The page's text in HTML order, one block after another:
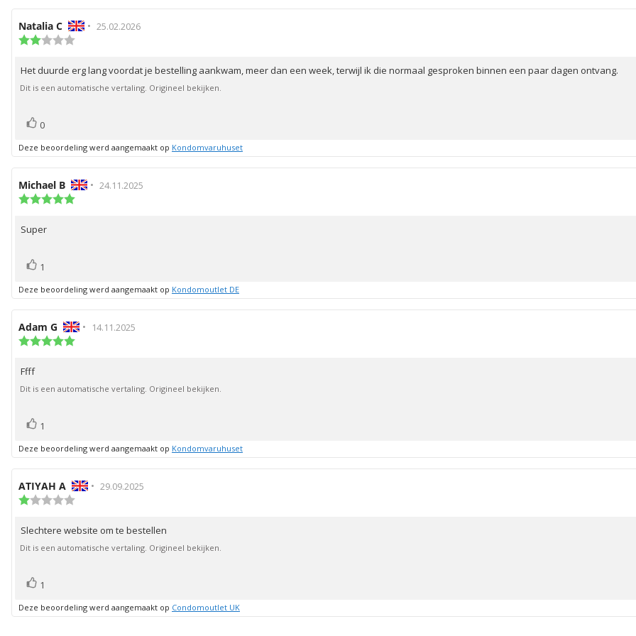
Auteur
van
beoordeling:
Natalia C • Beoordelingsdatum:
25.02.2026
5
sterren
Beoordelingstekst:
Het duurde erg lang voordat je bestelling aankwam, meer dan een week, terwijl ik die normaal gesproken binnen een paar dagen ontvang.
Dit is een automatische vertaling. Origineel bekijken.
Stem
omhoog
0
Deze beoordeling werd aangemaakt op Kondomvaruhuset
Auteur
van
beoordeling:
Michael B • Beoordelingsdatum:
24.11.2025
Beoordelingstekst:
Super
Stem
omhoog
1
Deze beoordeling werd aangemaakt op Kondomoutlet DE
Auteur
van
beoordeling:
Adam G • Beoordelingsdatum:
14.11.2025
sterren
Beoordelingstekst:
Ffff
Dit is een automatische vertaling. Origineel bekijken.
Stem
omhoog
1
Deze beoordeling werd aangemaakt op Kondomvaruhuset
Auteur
van
beoordeling:
ATIYAH A • Beoordelingsdatum:
29.09.2025
5
sterren
Beoordelingstekst:
Slechtere website om te bestellen
Dit is een automatische vertaling. Origineel bekijken.
Stem
omhoog
1
Deze beoordeling werd aangemaakt op Condomoutlet UK